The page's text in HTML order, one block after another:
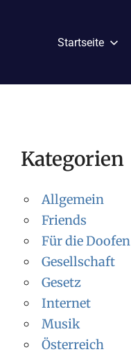
Startseite
Kategorien
Allgemein
Friends
Für die Doofen
Gesellschaft
Gesetz
Internet
Musik
Österreich